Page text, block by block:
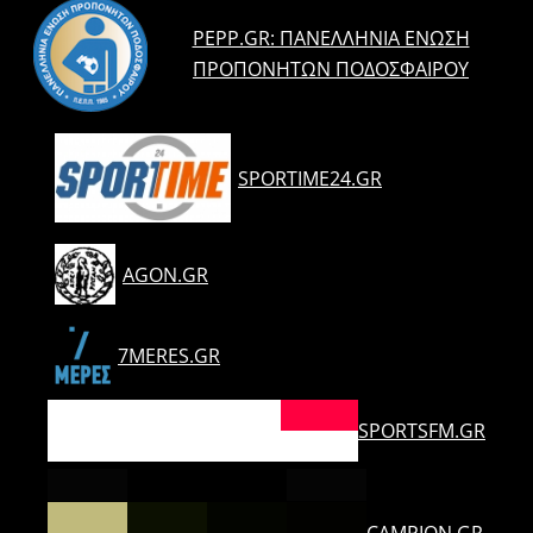
PEPP.GR: ΠΑΝΕΛΛΉΝΙΑ ΈΝΩΣΗ
ΠΡΟΠΟΝΗΤΏΝ ΠΟΔΟΣΦΑΊΡΟΥ
SPORTIME24.GR
AGON.GR
7MERES.GR
SPORTSFM.GR